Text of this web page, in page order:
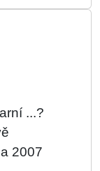
...?
2007